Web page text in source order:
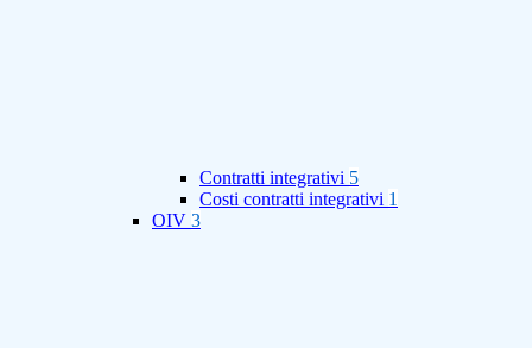
Contratti integrativi 5
Costi contratti integrativi 1
OIV 3